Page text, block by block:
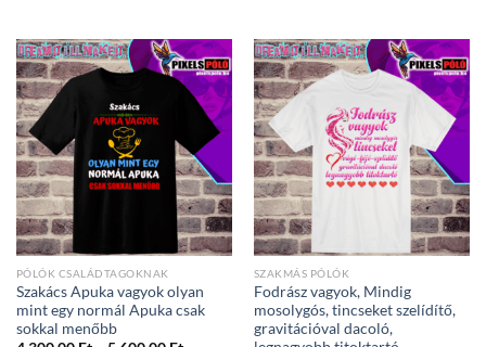
5
600,00 Ft
5
600,00 Ft
PÓLÓK CSALÁDTAGOKNAK
Szakács Apuka vagyok olyan
mint egy normál Apuka csak
sokkal menőbb
SZAKMÁS PÓLÓK
Fodrász vagyok, Mindig
mosolygós, tincseket szelídítő,
gravitációval dacoló,